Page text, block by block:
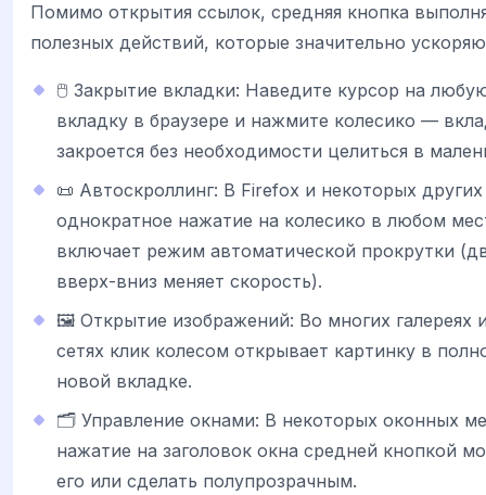
Помимо открытия ссылок, средняя кнопка
полезных действий, которые значительно
🖱️ Закрытие вкладки: Наведите курсор на
вкладку в браузере и нажмите колесико —
закроется без необходимости целиться в
📜 Автоскроллинг: В Firefox и некоторых других
однократное нажатие на колесико в любом
включает режим автоматической прокрутки
вверх-вниз меняет скорость).
🖼️ Открытие изображений: Во многих галереях
сетях клик колесом открывает картинку в
новой вкладке.
🗂️ Управление окнами: В некоторых оконных
нажатие на заголовок окна средней кнопкой
его или сделать полупрозрачным.